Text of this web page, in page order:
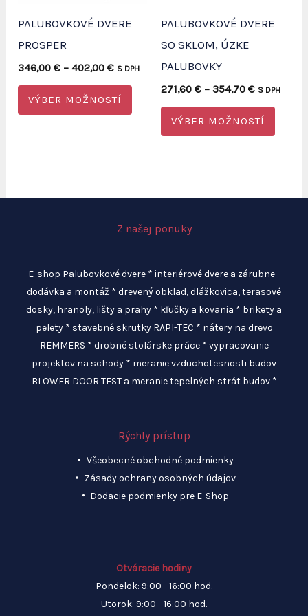
produktu.
PALUBOVKOVÉ DVERE
PROSPER
346,00€ – 402,00€Price
346,00 €
through
S DPH
VÝBER MOŽNOSTÍ
Tento
produkt
Možnosti
môžete
na
stránke
produktu.
PALUBOVKOVÉ DVERE
SO SKLOM, ÚZKE
PALUBOVKY
271,60 € – 354,70 €Price
271,60 €
through
S DPH
VÝBER MOŽNOSTÍ
Tento
Z našej ponuky
E-shop Palubovkové dvere * interiérové dvere a zárubne -
dodávka a montáž * drevený obklad, dlážkovica, terasové
dosky, hranoly, lišty a prahy * kľučky a kovania * brikety a
pelety * stavebné skrutky RAPI-TEC * nátery na drevo
REMMERS * drobné stolárske práce * vypracovanie
projektov na schody * meranie vzduchotesnosti budov
BLOWER DOOR TEST a meranie tepelných strát budov *
Rýchly prístup
Všeobecné obchodné podmienky
Zásady ochrany osobných údajov
Dodacie podmienky pre E-Shop
Otváracie hodiny
Pondelok: 9:00 - 16:00 hod.
Utorok: 9:00 - 16:00 hod.